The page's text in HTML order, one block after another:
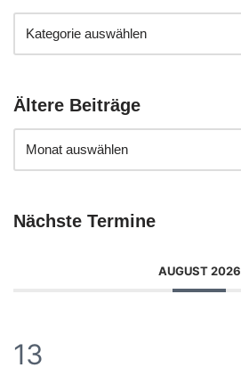
Ältere Beiträge
Nächste Termine
AUGUST 2026
13